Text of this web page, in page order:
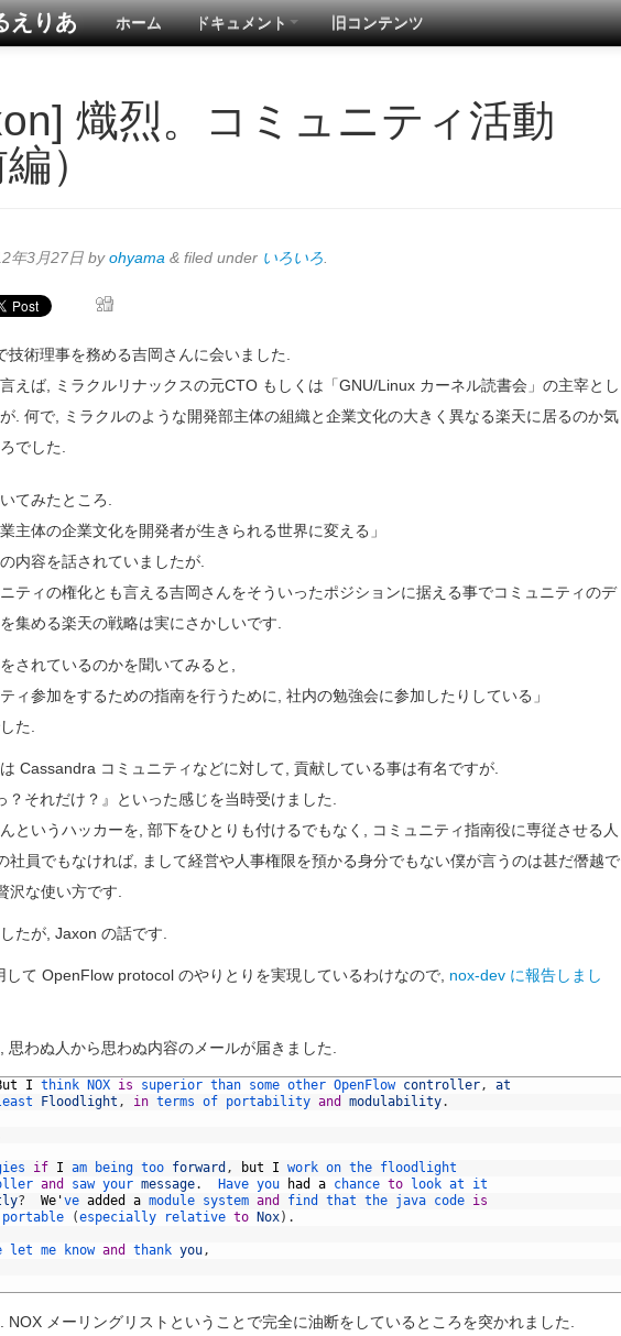
えりあ ホーム ドキュメント 旧コンテンツ
熾烈。コミュニティ活動
）
年3月27日 byohyama & filed under いろいろ
技術理事を務める吉岡さんに会いました.
えば, ミラクルリナックスの元CTO もしくは「GNU/Linux カーネル読書会」の主宰とし
. 何で, ミラクルのような開発部主体の組織と企業文化の大きく異なる楽天に居るのか気
でした.
てみたところ.
業主体の企業文化を開発者が生きられる世界に変える」
内容を話されていましたが.
ティの権化とも言える吉岡さんをそういったポジションに据える事でコミュニティのデ
集める楽天の戦略は実にさかしいです.
されているのかを聞いてみると,
ティ参加をするための指南を行うために, 社内の勉強会に参加したりしている」
た.
Cassandra コミュニティなどに対して, 貢献している事は有名ですが.
？それだけ？』といった感じを当時受けました.
というハッカーを, 部下をひとりも付けるでもなく, コミュニティ指南役に専従させる人
社員でもなければ, まして経営や人事権限を預かる身分でもない僕が言うのは甚だ僭越で
沢な使い方です.
たが, Jaxon の話です.
して OpenFlow protocol のやりとりを実現しているわけなので, nox-dev に報告しまし
思わぬ人から思わぬ内容のメールが届きました.
I think NOX is superior than some other OpenFlow controller,
at
Floodlight , in terms of portability and modulability.
if I am being too forward , but I work on the floodlight
and saw your message. Have you had a chance to look at it
? We 've added a module system and find that the java code is
portable (especially relative to Nox) .
let me know and thank you,
NOX メーリングリストということで完全に油断をしているところを突かれました.